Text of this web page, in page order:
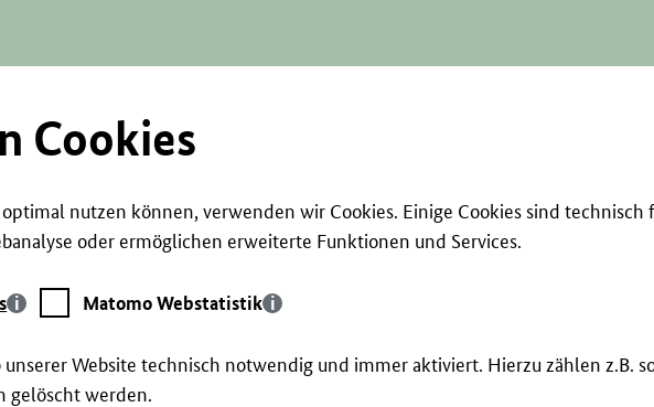
Cookies
nutzen können, verwenden wir Cookies. Einige Cookies sind
oder ermöglichen erweiterte Funktionen und Services.
Matomo
Webstatistik
Matomo Webstatistik
Website technisch notwendig und immer aktiviert. Hierzu zählen z.B.
gelöscht werden.